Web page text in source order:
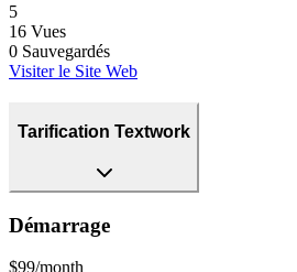
5
16 Vues
0 Sauvegardés
Visiter le Site Web
Tarification Textwork
Démarrage
$99/month